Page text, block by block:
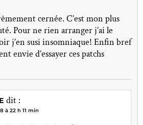
cernée. C’est mon plus
Pour ne rien arranger j’ai le
j’en susi insomniaque! Enfin bref
envie d’essayer ces patchs
dit :
à 22 h 11 min